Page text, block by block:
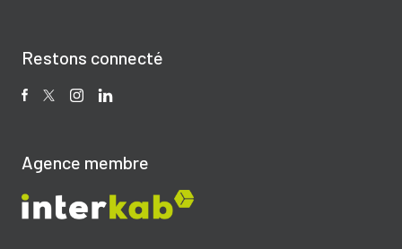
Restons connecté
Agence membre